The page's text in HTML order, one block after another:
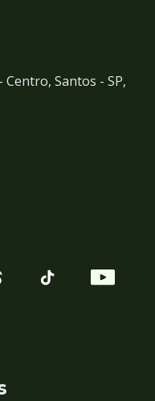
Centro, Santos - SP,